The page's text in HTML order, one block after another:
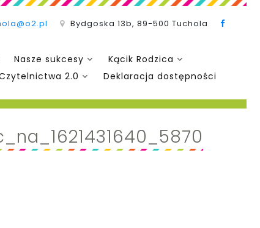
Bydgoska 13b, 89-500 Tuchola
Nasze sukcesy
Kącik Rodzica
2.0 Deklaracja dostępności